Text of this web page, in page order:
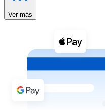
Compra
Transferencia SEPA
Comprar con
Ver más